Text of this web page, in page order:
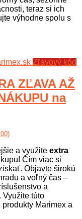
teraz si ich
výhodne spolu s
Zľavový kód
ZĽAVA AŽ
na
a využite extra
Čím viac si
Objavte širokú
a voľný čas –
a
Využite túto
Marimex a